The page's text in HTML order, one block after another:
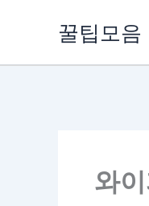
꿀팁모음
와